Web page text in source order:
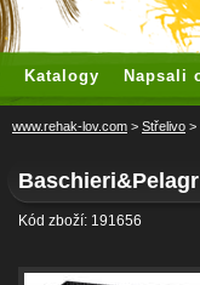
Katalogy Napsali
www.rehak-lov.com > Střelivo >
Kód zboží: 191656